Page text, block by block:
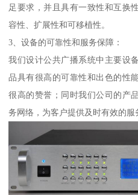
足要求，并且具有一致性和互换
容性、扩展性和可移植性。
3、设备的可靠性和服务保障：
我们设计公共广播系统中主要设
品具有很高的可靠性和出色的性
很高的赞誉；同时我们公司的产
务网络，为客户提供及时有效的服